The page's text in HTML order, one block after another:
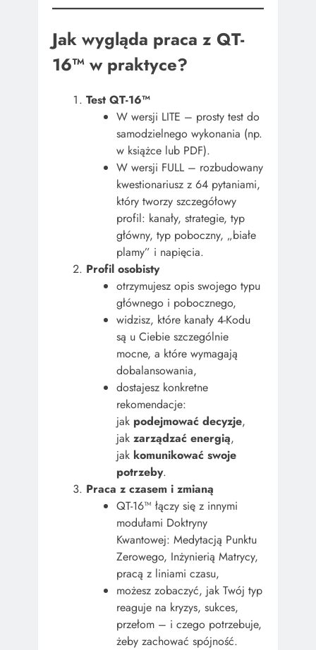
Jak wygląda praca z QT-
16™ w praktyce?
Test QT-16™
W wersji LITE – prosty test do
samodzielnego wykonania (np.
w książce lub PDF).
W wersji FULL – rozbudowany
kwestionariusz z 64 pytaniami,
który tworzy szczegółowy
profil: kanały, strategie, typ
główny, typ poboczny, „białe
plamy” i napięcia.
Profil osobisty
otrzymujesz opis swojego typu
głównego i pobocznego,
widzisz, które kanały 4-Kodu
są u Ciebie szczególnie
mocne, a które wymagają
dobalansowania,
dostajesz konkretne
rekomendacje:
jak podejmować decyzje,
jakzarządzać energią,
jak komunikować swoje
potrzeby.
Praca z czasem i zmianą
QT-16™ łączy się z innymi
modułami Doktryny
Kwantowej: Medytacją Punktu
Zerowego, Inżynierią Matrycy,
pracą z liniami czasu,
możesz zobaczyć, jak Twój typ
reaguje na kryzys, sukces,
przełom – i czego potrzebuje,
żeby zachować spójność.